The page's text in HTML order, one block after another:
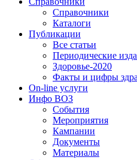
Справочники
Каталоги
Публикации
Все статьи
Периодические
Здоровье-2020
Факты и цифры
On-line услуги
Инфо ВОЗ
События
Мероприятия
Кампании
Документы
Материалы